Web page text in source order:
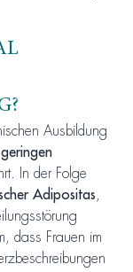
Ausbildung
geringen
In der Folge
Adipositas
dass Frauen im